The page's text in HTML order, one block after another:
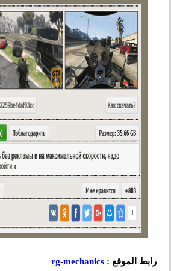
رابط الموقع :rg-mechanics